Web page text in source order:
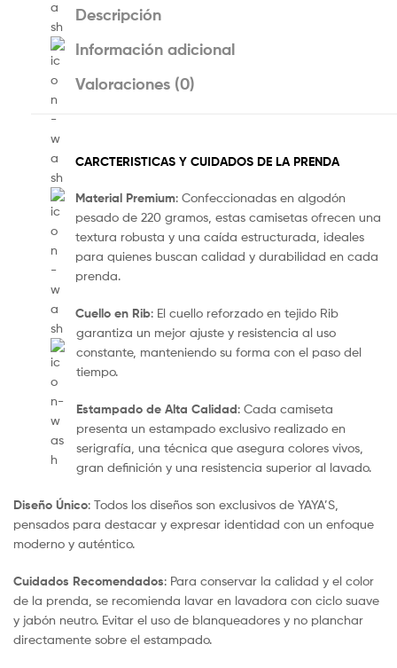
Descripción
Información adicional
Valoraciones (0)
CARCTERISTICAS Y CUIDADOS DE LA PRENDA
Material Premium: Confeccionadas en algodón
pesado de 220 gramos, estas camisetas ofrecen una
textura robusta y una caída estructurada, ideales
para quienes buscan calidad y durabilidad en cada
prenda.
Cuello en Rib: El cuello reforzado en tejido Rib
garantiza un mejor ajuste y resistencia al uso
constante, manteniendo su forma con el paso del
tiempo.
Estampado de Alta Calidad: Cada camiseta
presenta un estampado exclusivo realizado en
serigrafía, una técnica que asegura colores vivos,
gran definición y una resistencia superior al lavado.
Diseño Único: Todos los diseños son exclusivos de YAYA’S,
pensados para destacar y expresar identidad con un enfoque
moderno y auténtico.
Cuidados Recomendados: Para conservar la calidad y el color
de la prenda, se recomienda lavar en lavadora con ciclo suave
y jabón neutro. Evitar el uso de blanqueadores y no planchar
directamente sobre el estampado.